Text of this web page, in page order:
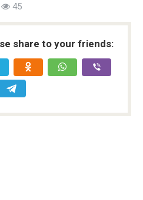
45
share to your friends: